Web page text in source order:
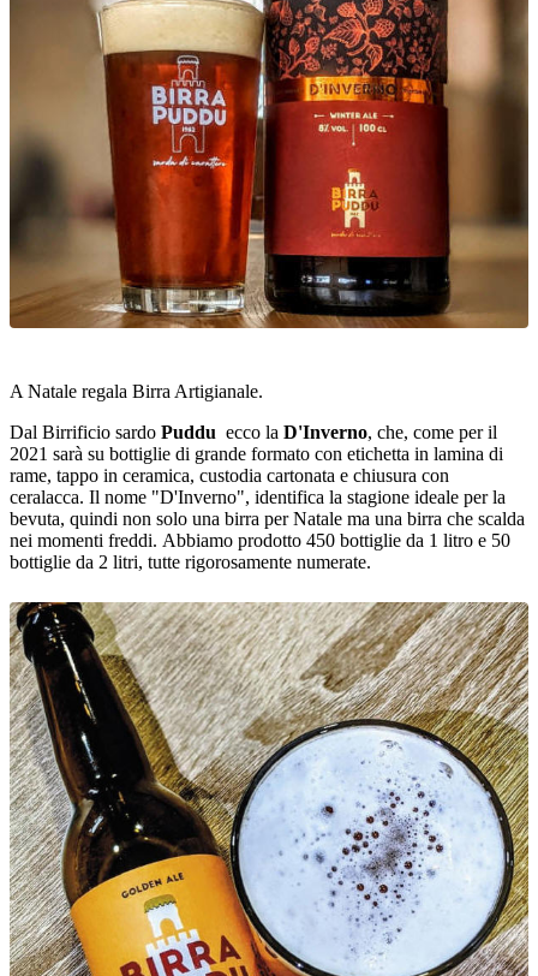
A Natale regala Birra Artigianale.
Dal Birrificio sardo Puddu ecco la D'Inverno, che, come per il
2021 sarà su bottiglie di grande formato con etichetta in lamina di
rame, tappo in ceramica, custodia cartonata e chiusura con
ceralacca. Il nome "D'Inverno", identifica la stagione ideale per la
bevuta, quindi non solo una birra per Natale ma una birra che scalda
nei momenti freddi. Abbiamo prodotto 450 bottiglie da 1 litro e 50
bottiglie da 2 litri, tutte rigorosamente numerate.